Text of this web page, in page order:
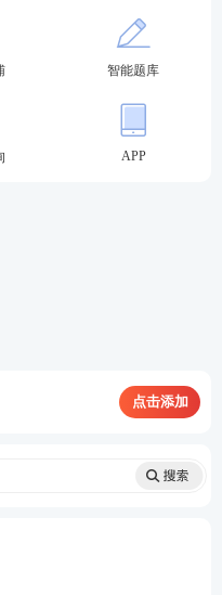
平台的；
事法律职业处理的。
经办理报名手续的，
试成绩无效。
理解专业概
智能题库
APP
点击添加